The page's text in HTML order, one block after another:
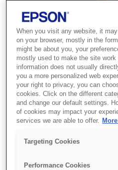
When you visit any website, it
on your browser, mostly in the
might be about you, your
mostly used to make the site
information does not usually
you a more personalized web
your right to privacy, you can
cookies. Click on the different
and change our default settings.
of cookies may impact your
services we are able to offer.
Targeting Cookies
Performance Cookies